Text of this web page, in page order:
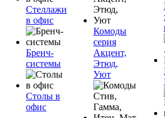
Стеллажи
в офис
Бренч-
системы
Столы в
офис
Комоды
серия
Акцент,
Этюд,
Уют